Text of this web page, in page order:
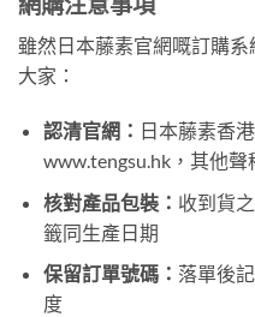
雖然日本藤素官網嘅訂購
大家：
認清官網： 日本藤素香
www.tengsu.hk，其他
核對產品包裝： 收到貨
籤同生產日期
保留訂單號碼： 落單後
度